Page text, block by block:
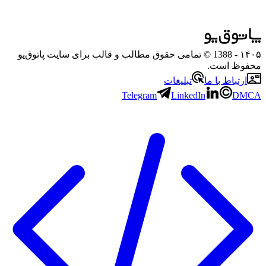
۱۴۰۵
- 1388 © تمامی حقوق مطالب و قالب برای سایت پاتوق‌یو
محفوظ است.
ارتباط با ما
تبلیغات
Telegram
LinkedIn DMCA